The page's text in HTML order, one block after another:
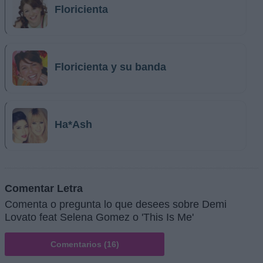
Floricienta
Floricienta y su banda
Ha*Ash
Comentar Letra
Comenta o pregunta lo que desees sobre Demi
Lovato feat Selena Gomez o 'This Is Me'
Comentarios (16)